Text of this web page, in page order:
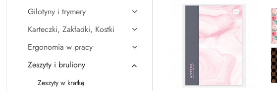
Gilotyny i trymery
Karteczki, Zakładki, Kostki
Ergonomia w pracy
Zeszyty i bruliony
Zeszyty w kratkę